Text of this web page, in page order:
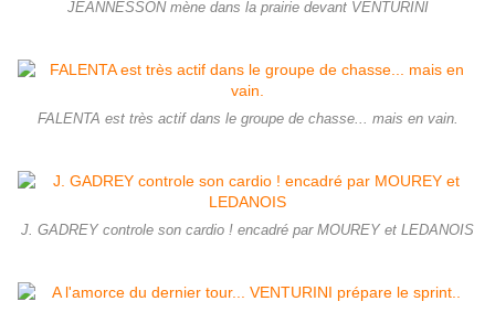
JEANNESSON mène dans la prairie devant VENTURINI
FALENTA est très actif dans le groupe de chasse... mais en vain.
J. GADREY controle son cardio ! encadré par MOUREY et LEDANOIS